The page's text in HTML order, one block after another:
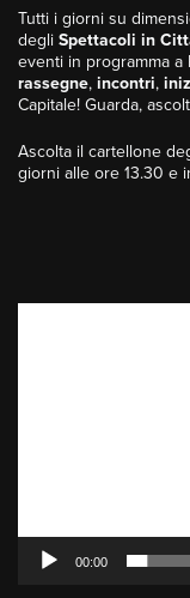
Tutti i giorni su
degli Spettacoli in
eventi in programma a
rassegne, incontri,
Capitale! Guarda,
Ascolta il cartellone
giorni alle ore 13.30 e
00:00